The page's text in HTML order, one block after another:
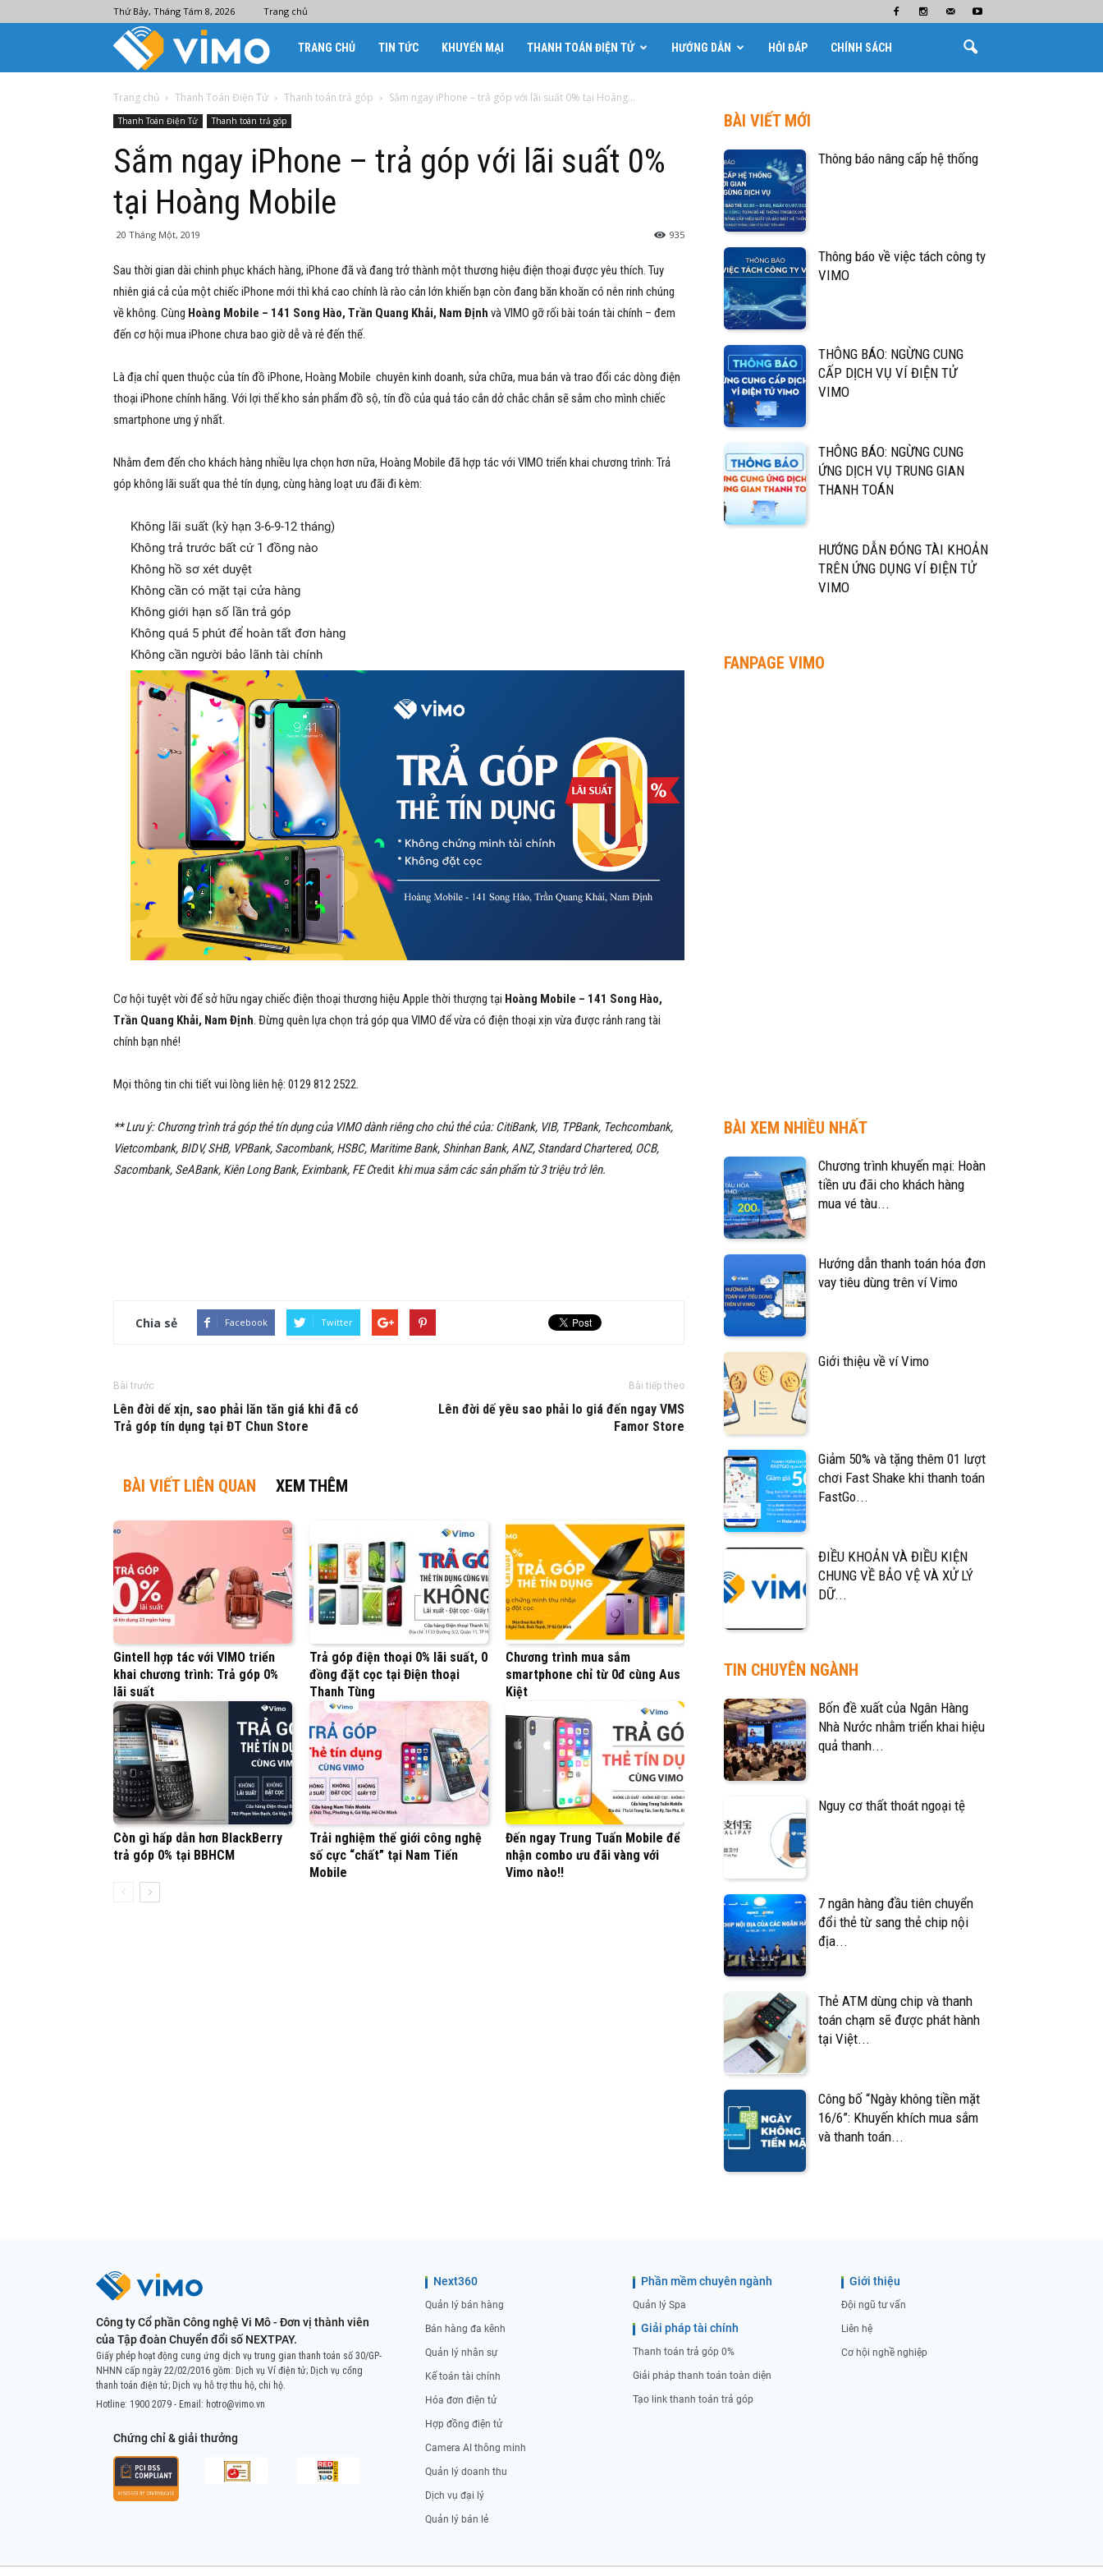
Thứ Bảy, Tháng Tám 8, 2026 Trang chủ
điện
Vimo
TRANG CHỦ TIN TỨC KHUYẾN MẠI THANH TOÁN ĐIỆN TỬ HƯỚNG DẪN HỎI ĐÁP CHÍNH SÁCH
Trang chủ Thanh Toán Điện Tử Thanh toán trả góp Sắm ngay iPhone – trả góp với lãi suất 0% tại Hoàng...
Thanh Toán Điện Tử Thanh toán trả góp
Sắm ngay iPhone – trả góp với lãi suất 0%
tại Hoàng Mobile
20 Tháng Một, 2019 935
Sau thời gian dài chinh phục khách hàng, iPhone đã và đang trở thành một thương hiệu điện thoại được yêu thích. Tuy
nhiên giá cả của một chiếc iPhone mới thì khá cao chính là rào cản lớn khiến bạn còn đang băn khoăn có nên rinh chúng
về không. Cùng Hoàng Mobile – 141 Song Hào, Trần Quang Khải, Nam Định và VIMO gỡ rối bài toán tài chính – đem
đến cơ hội mua iPhone chưa bao giờ dễ và rẻ đến thế.
Là địa chỉ quen thuộc của tín đồ iPhone, Hoàng Mobile chuyên kinh doanh, sửa chữa, mua bán và trao đổi các dòng điện
thoại iPhone chính hãng. Với lợi thế kho sản phẩm đồ sộ, tín đồ của quả táo cắn dở chắc chắn sẽ sắm cho mình chiếc
smartphone ưng ý nhất.
Nhằm đem đến cho khách hàng nhiều lựa chọn hơn nữa, Hoàng Mobile đã hợp tác với VIMO triển khai chương trình: Trả
góp không lãi suất qua thẻ tín dụng, cùng hàng loạt ưu đãi đi kèm:
Không lãi suất (kỳ hạn 3-6-9-12 tháng)
Không trả trước bất cứ 1 đồng nào
Không hồ sơ xét duyệt
Không cần có mặt tại cửa hàng
Không giới hạn số lần trả góp
Không quá 5 phút để hoàn tất đơn hàng
Không cần người bảo lãnh tài chính
Cơ hội tuyệt vời để sở hữu ngay chiếc điện thoại thương hiệu Apple thời thượng tại Hoàng Mobile – 141 Song Hào,
Trần Quang Khải, Nam Định. Đừng quên lựa chọn trả góp qua VIMO để vừa có điện thoại xịn vừa được rảnh rang tài
chính bạn nhé!
Mọi thông tin chi tiết vui lòng liên hệ: 0129 812 2522.
** Lưu ý: Chương trình trả góp thẻ tín dụng của VIMO dành riêng cho chủ thẻ của:CitiBank, VIB, TPBank, Techcombank,
Vietcombank, BIDV, SHB, VPBank, Sacombank, HSBC, Maritime Bank, Shinhan Bank, ANZ, Standard Chartered, OCB,
Sacombank, SeABank, Kiên Long Bank, Eximbank, FE Credit khi mua sắm các sản phẩm từ 3 triệu trở lên.
Chia sẻ Facebook Twitter
Bài trước
Lên đời dế xịn, sao phải lăn tăn giá khi đã có
Trả góp tín dụng tại ĐT Chun Store
Bài tiếp theo
Lên đời dế yêu sao phải lo giá đến ngay VMS
Famor Store
BÀI VIẾT LIÊN QUAN XEM THÊM
Gintell hợp tác với VIMO triển
khai chương trình: Trả góp 0%
lãi suất
Trả góp điện thoại 0% lãi suất, 0
đồng đặt cọc tại Điện thoại
Thanh Tùng
Chương trình mua sắm
smartphone chỉ từ 0đ cùng Aus
Kiệt
Còn gì hấp dẫn hơn BlackBerry
trả góp 0% tại BBHCM
Trải nghiệm thế giới công nghệ
số cực “chất” tại Nam Tiến
Mobile
Đến ngay Trung Tuấn Mobile để
nhận combo ưu đãi vàng với
Vimo nào!!
BÀI VIẾT MỚI
Thông báo nâng cấp hệ thống
Thông báo về việc tách công ty
VIMO
THÔNG BÁO: NGỪNG CUNG
CẤP DỊCH VỤ VÍ ĐIỆN TỬ
VIMO
THÔNG BÁO: NGỪNG CUNG
ỨNG DỊCH VỤ TRUNG GIAN
THANH TOÁN
HƯỚNG DẪN ĐÓNG TÀI KHOẢN
TRÊN ỨNG DỤNG VÍ ĐIỆN TỬ
VIMO
FANPAGE VIMO
BÀI XEM NHIỀU NHẤT
Chương trình khuyến mại: Hoàn
tiền ưu đãi cho khách hàng
mua vé tàu...
Hướng dẫn thanh toán hóa đơn
vay tiêu dùng trên ví Vimo
Giới thiệu về ví Vimo
Giảm 50% và tặng thêm 01 lượt
chơi Fast Shake khi thanh toán
FastGo...
ĐIỀU KHOẢN VÀ ĐIỀU KIỆN
CHUNG VỀ BẢO VỆ VÀ XỬ LÝ
DỮ...
TIN CHUYÊN NGÀNH
Bốn đề xuất của Ngân Hàng
Nhà Nước nhằm triển khai hiệu
quả thanh...
Nguy cơ thất thoát ngoại tệ
7 ngân hàng đầu tiên chuyển
đổi thẻ từ sang thẻ chip nội
địa...
Thẻ ATM dùng chip và thanh
toán chạm sẽ được phát hành
tại Việt...
Công bố “Ngày không tiền mặt
16/6”: Khuyến khích mua sắm
và thanh toán...
Công ty Cổ phần Công nghệ Vi Mô - Đơn vị thành viên
của Tập đoàn Chuyển đổi số NEXTPAY.
Giấy phép hoạt động cung ứng dịch vụ trung gian thanh toán số 30/GP-
NHNN cấp ngày 22/02/2016 gồm: Dịch vụ Ví điện tử; Dịch vụ cổng
thanh toán điện tử; Dịch vụ hỗ trợ thu hộ, chi hộ.
Hotline: 1900 2079 - Email: hotro@vimo.vn
Chứng chỉ & giải thưởng
Next360
Quản lý bán hàng
Bán hàng đa kênh
Quản lý nhân sự
Kế toán tài chính
Hóa đơn điện tử
Hợp đồng điện tử
Camera AI thông minh
Quản lý doanh thu
Dịch vụ đại lý
Quản lý bán lẻ
Phần mềm chuyên ngành
Quản lý Spa
Giải pháp tài chính
Thanh toán trả góp 0%
Giải pháp thanh toán toàn diện
Tạo link thanh toán trả góp
Giới thiệu
Đội ngũ tư vấn
Liên hệ
Cơ hội nghề nghiệp